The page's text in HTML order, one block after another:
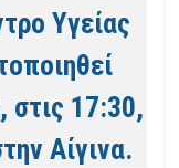
Υγείας
στις 17:30,
Αίγινα.